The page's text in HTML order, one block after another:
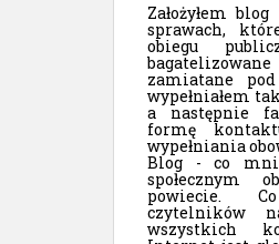
Założyłem
sprawach,
obiegu
zamiatane
wypełniałem
a następnie
formę
wypełniania
Blog - co
społecznym
powiecie.
czytelników
wszystkich